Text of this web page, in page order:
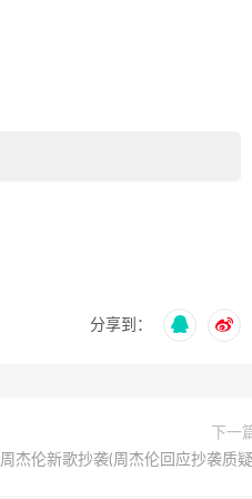
分享到：
下一
周杰伦新歌抄袭(周杰伦回应抄袭质